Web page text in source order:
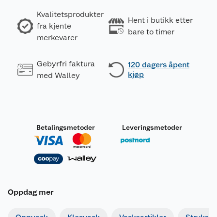
Kvalitetsprodukter
fra kjente
merkevarer
Hent i butikk etter
bare to timer
Gebyrfri faktura
med Walley
120 dagers åpent
kjøp
Betalingsmetoder Leveringsmetoder
Oppdag mer